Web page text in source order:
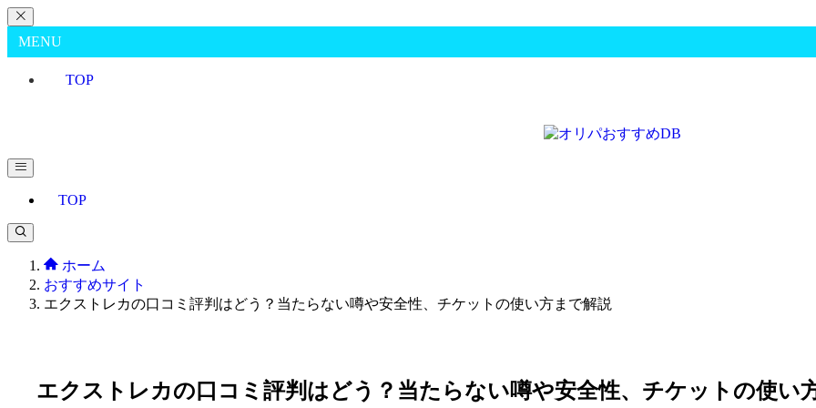
MENU
TOP
TOP
ホーム
おすすめサイト
エクストレカの口コミ評判はどう？当たらない噂や安全性、チケットの使い方まで解説
エクストレカの口コミ評判はどう？当たらない噂や安全性、チケットの使い